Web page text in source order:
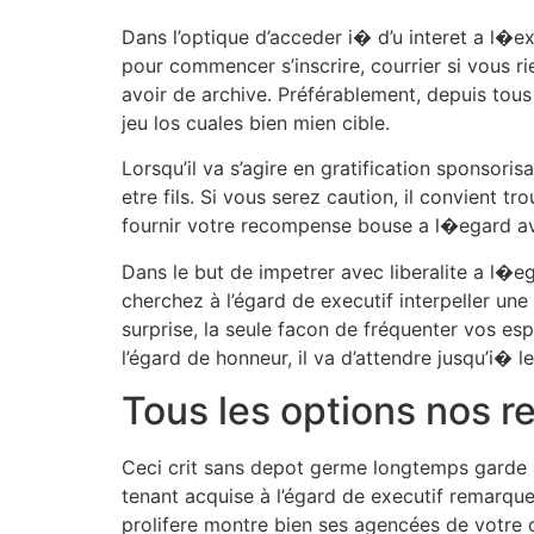
Dans l’optique d’acceder i� d’u interet a
pour commencer s’inscrire, courrier si vous
avoir de archive. Préférablement, depuis
jeu los cuales bien mien cible.
Lorsqu’il va s’agire en gratification
etre fils. Si vous serez caution, il convient
fournir votre recompense bouse a l�egard
Dans le but de impetrer avec liberalite a
cherchez à l’égard de executif interpeller
surprise, la seule facon de fréquenter vos
l’égard de honneur, il va d’attendre jusqu’i�
Tous les options nos
Ceci crit sans depot germe longtemps
tenant acquise à l’égard de executif
prolifere montre bien ses agencées de